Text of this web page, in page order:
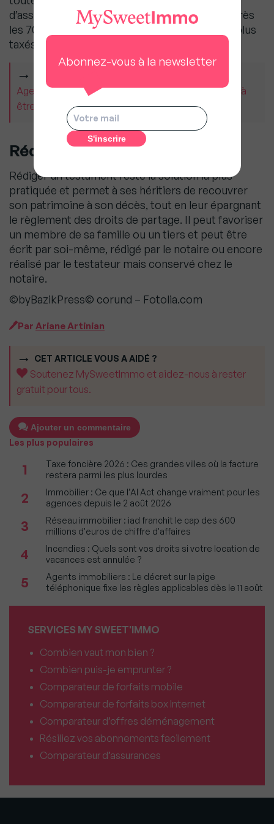
d’assurance-vie devient moins avantageuse après
les 70 ans de l’assuré, où les versements sont plus
taxés notamment.
Agents immobiliers : « La concurrence nous oblige à
être meilleurs », Guillaume Martinaud (Orpi)
Rédiger un testament
Rédiger un testament reste la solution la plus
pratiquée et permet à ses héritiers de recouvrer
son patrimoine à son décès, tout en leur épargnant
le règlement des droits de partage. Il peut favoriser
un membre de sa famille ou un tiers et peut être
écrit par soi-même, rédigé par le notaire ou encore
réalisé par le testateur mais conservé chez le
notaire.
©byBazikPress© corund – Fotolia.com
Par Ariane Artinian
CET ARTICLE VOUS A AIDÉ ?
Soutenez MySweetImmo et aidez-nous à rester
gratuit pour tous.
Ajouter un commentaire
Les plus populaires
1
Taxe foncière 2026 : Ces grandes villes où la facture
restera parmi les plus lourdes
2
Immobilier : Ce que l’AI Act change vraiment pour les
agences depuis le 2 août 2026
3
Réseau immobilier : iad franchit le cap des 600
millions d'euros de chiffre d'affaires
4
Incendies : Quels sont vos droits si votre location de
vacances est annulée ?
5
Agents immobiliers : Le décret sur la pige
téléphonique fixe les règles applicables dès le 11 août
SERVICES MY SWEET'IMMO
Combien vaut mon bien ?
Combien puis-je emprunter ?
Comparateur de forfaits mobile
Comparateur de forfaits box Internet
Comparateur d’offres déménagement
Résiliez vos abonnements facilement
Comparateur d’assurances
Abonnez-vous à la newsletter